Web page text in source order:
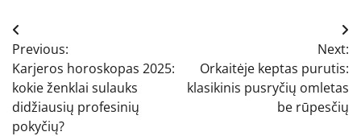
Navigacija
tarp
įrašų
Previous:
Karjeros horoskopas 2025:
kokie ženklai sulauks
didžiausių profesinių
pokyčių?
Next:
Orkaitėje keptas purutis:
klasikinis pusryčių omletas
be rūpesčių